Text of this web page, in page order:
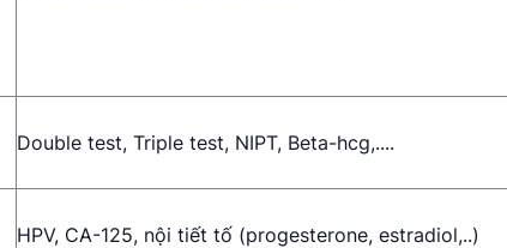
Double test, Triple test, NIPT, Beta-hcg,....
HPV, CA-125, nội tiết tố (progesterone, estradiol,..)